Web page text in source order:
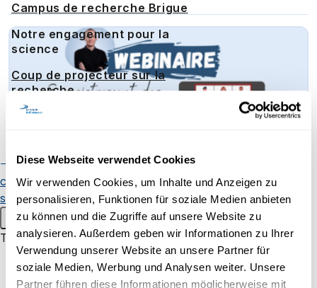
Diese Webseite verwendet Cookies
Wir verwenden Cookies, um Inhalte und Anzeigen zu
personalisieren, Funktionen für soziale Medien anbieten
zu können und die Zugriffe auf unsere Website zu
analysieren. Außerdem geben wir Informationen zu Ihrer
Verwendung unserer Website an unsere Partner für
soziale Medien, Werbung und Analysen weiter. Unsere
Partner führen diese Informationen möglicherweise mit
Campus de recherche Brigue
Notre engagement pour la
science
Coup de projecteur sur la
recherche
Collaborations internationales
Publications
Chercheuses et
chercheurs
Événements
scientifiques
Menu principal
Transfert de savoir
Pour les enfants et les jeunes
Uni60+
[Webinaire] Enregistrement des
regroupements synchrones :
Pourquoi ? Comment ?